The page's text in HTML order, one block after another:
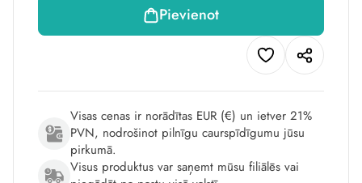
Pievienot
Visas cenas ir norādītas EUR (€) un ietver 21%
PVN, nodrošinot pilnīgu caurspīdīgumu jūsu
pirkumā.
Visus produktus var saņemt mūsu filiālēs vai